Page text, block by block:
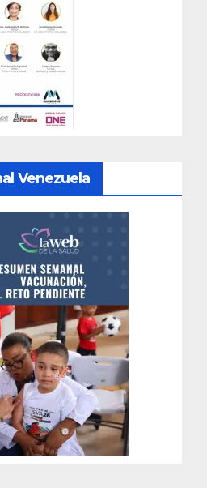
Venezuela